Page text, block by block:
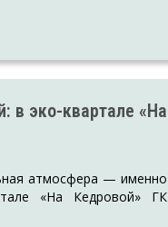
в эко-квартале «На
атмосфера — именно
«На Кедровой» ГК